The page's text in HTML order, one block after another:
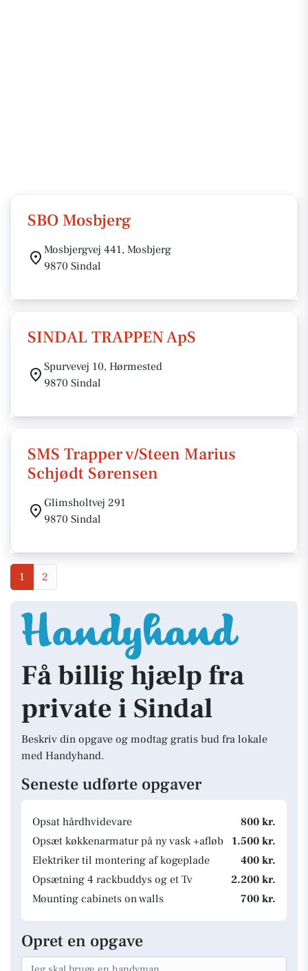
SBO Mosbjerg
Mosbjergvej 441, Mosbjerg
9870 Sindal
SINDAL TRAPPEN ApS
Spurvevej 10, Hørmested
9870 Sindal
SMS Trapper v/Steen Marius
Schjødt Sørensen
Glimsholtvej 291
9870 Sindal
1 2
Få billig hjælp fra
private i Sindal
Beskriv din opgave og modtag gratis bud fra lokale
med Handyhand.
Seneste udførte opgaver
Opsat hårdhvidevare
800 kr.
Opsæt køkkenarmatur på ny vask +afløb
1.500 kr.
Elektriker til montering af kogeplade
400 kr.
Opsætning 4 rackbuddys og et Tv
2.200 kr.
Mounting cabinets on walls
700 kr.
Opret en opgave